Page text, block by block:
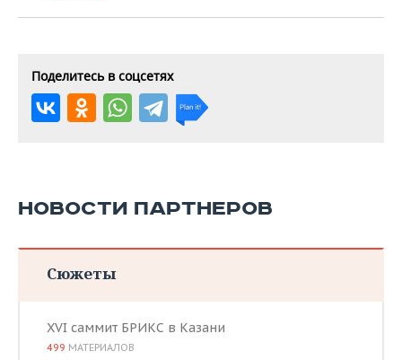
Поделитесь в соцсетях
НОВОСТИ ПАРТНЕРОВ
Сюжеты
XVI саммит БРИКС в Казани
499 МАТЕРИАЛОВ